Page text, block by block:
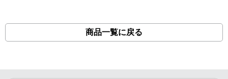
商品一覧に戻る